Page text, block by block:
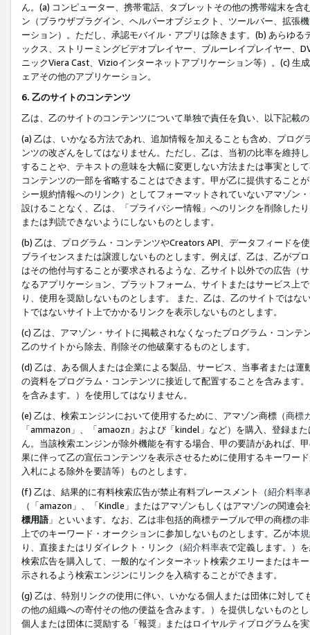
ん。(a) コンピューター、携帯電話、タブレットその他の携帯端末を
ン（ブラウザプラグイン、ヘルパーオブジェクト、ツールバー、拡張
ーション）。ただし、承認モバイル・アプリは除きます。(b) あらゆ
ックス、ストリーミングビデオプレイヤー、ブルーレイプレイヤー、
ニックViera Cast、Vizioインターネットアプリケーション等）。(c)
ェアその他のアプリケーション。
6. 乙のサイトのコンテンツ
乙は、乙のサイトのコンテンツについて単独で責任を負い、以下記載
(a) 乙は、いかなる方法であれ、追加情報を加えることも含め、プロ
ンツの改ざんをしてはなりません。ただし、乙は、当初の比率を維持
することや、テキストの意味を大幅に変更しない方法または事実とし
コンテンツの一部を省略することはできます。甲が乙に提供すること
シー規約情報へのリンク）としてフォーマットされていないアマゾン
設けることなく、乙は、「プライバシー情報」へのリンクを削除した
または判読できないようにしないものとします。
(b) 乙は、プログラム・コンテンツやCreators API、データフィード
ブライセンスまたは譲渡しないものとします。例えば、乙は、乙がプ
はその他付与することが要求されるような、乙サイト以外での広告（
なるアプリケーション、プラットフォーム、サイトまたはサービス上
り、使用を奨励しないものとします。 また、乙は、乙のサイトでは
トではないサイト上でかかるリンクを表示しないものとします。
(c) 乙は、アマゾン・サイトに掲載されなくなったプログラム・コン
乙のサイトから除去、削除その他破棄するものとします。
(d) 乙は、ある個人または企業による製品、サービス、当事者または
の資料をプログラム・コンテンツに接近して配置することを含みます
を含みます。）を使用してはなりません。
(e) 乙は、検索エンジンにおいて使用するために、アマゾン商標（商標
「ammazon」、「amaozn」および「kindel」など）を購入、登録ま
ん。当該検索エンジンが除外機能を有する場合、甲の要請があれば、
果に伴って乙の宣伝コンテンツを表示させるために使用するキーワー
入札による除外を要請等）ものとします。
(f) 乙は、結果的に有料検索広告が禁止有料プレースメント（紹介料率
（「amazon」、「Kindle」またはアマゾンもしくはアマゾンの関連
標用語」といいます。なお、乙は非包括的商標テーブルで甲の商標の
上でのキーワード・オークションに参加しないものとします。乙が本
り、直接またはリダイレクト・リンク（紹介料率表で定義します。）
検索広告を購入して、一般的なインターネット検索クエリーまたはキ
示されるよう検索エンジンにリンクを入稿することができます。
(g) 乙は、特別リンクの使用に伴い、いかなる個人または団体に対し
の他の組織への寄付その他の便益を含みます。）を提供しないものと
個人または団体に奨励する「報奨」またはロイヤルティプログラムを